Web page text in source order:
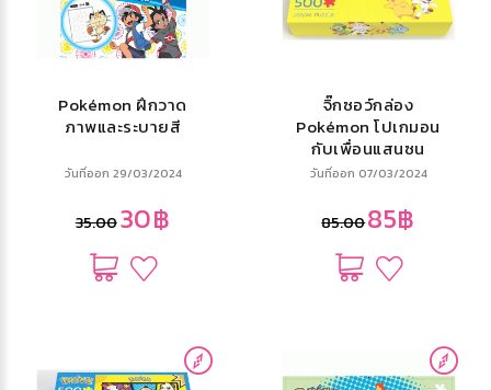
Pokémon ฝึกวาด
ภาพและระบายสี
วันที่ออก 29/03/2024
35.0030฿
จิ๊กซอว์กล่อง
Pokémon โปเกมอน
กับเพื่อนแสนซน
500 ชิ้น
วันที่ออก 07/03/2024
85.0085฿